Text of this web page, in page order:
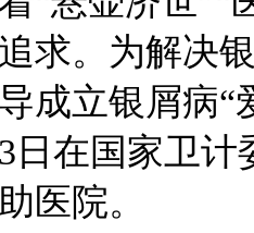
求。为解决
成立银屑病“
日在国家卫
医院。